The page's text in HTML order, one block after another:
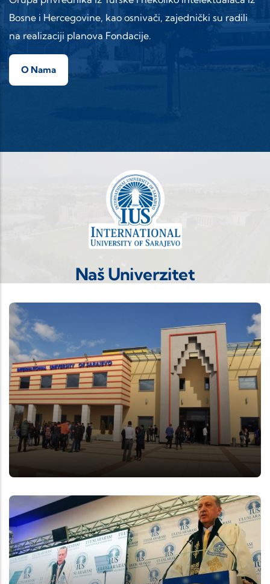
Bosne i Hercegovine, kao osnivači, zajednički su radili
na realizaciji planova Fondacije.
O Nama
Naš Univerzitet